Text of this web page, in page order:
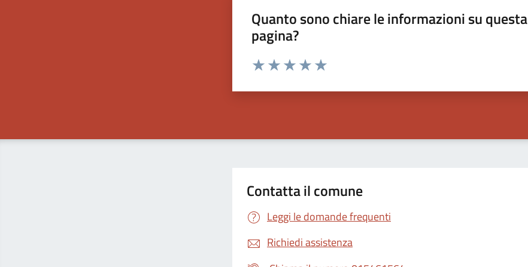
Quanto sono chiare le informazioni su questa
pagina?
Valuta da 1 a 5 stelle la pagina
Contatta il comune
Leggi le domande frequenti
Richiedi assistenza